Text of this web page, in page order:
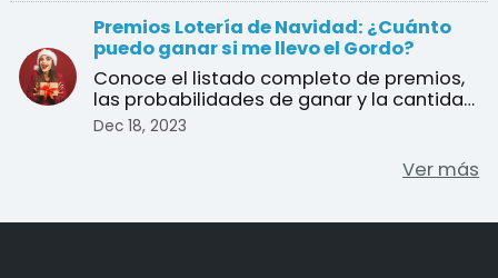
Premios Lotería de Navidad: ¿Cuánto
puedo ganar si me llevo el Gordo?
Conoce el listado completo de premios,
las probabilidades de ganar y la cantidad
de décimos en j ...
Dec 18, 2023
Ver más